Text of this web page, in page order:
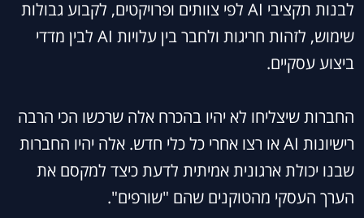
לבנות תקציבי AI לפי צוותים ופרויקטים, לקבוע גבולות
שימוש, לזהות חריגות ולחבר בין עלויות AI לבין מדדי
ביצוע עסקיים.
החברות שיצליחו לא יהיו בהכרח אלה שרכשו הכי הרבה
רישיונות AI או רצו אחרי כל כלי חדש. אלה יהיו החברות
שבנו יכולת ארגונית אמיתית לדעת כיצד למקסם את
הערך העסקי מהטוקנים שהם "שורפים".